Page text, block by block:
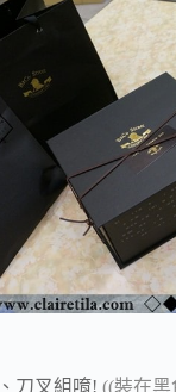
刀叉組唷! ((裝在黑